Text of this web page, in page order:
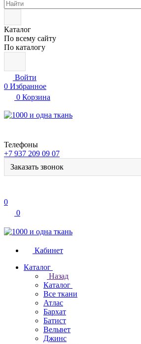
Каталог
По всему сайту
По каталогу
Войти
0 Избранное
0 Корзина
Телефоны
+7 937 209 09 07
Заказать звонок
0
0
Кабинет
Каталог
Назад
Каталог
Все ткани
Атлас
Бархат
Батист
Вельвет
Джинс